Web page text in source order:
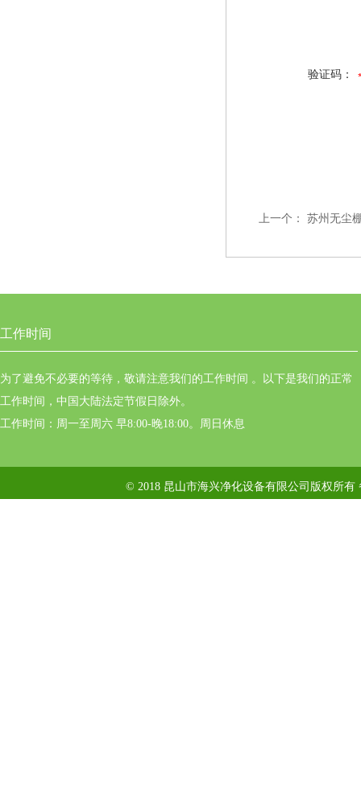
验证码：
上一个： 苏州无尘
工作时间
为了避免不必要的等待，敬请注意我们的工作时间 。以下是我们的正常
工作时间，中国大陆法定节假日除外。
工作时间：周一至周六 早8:00-晚18:00。周日休息
© 2018 昆山市海兴净化设备有限公司版权所有